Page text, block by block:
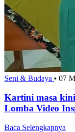
Seni & Budaya • 07
Kartini masa
Lomba Video
Baca Selengkapnya